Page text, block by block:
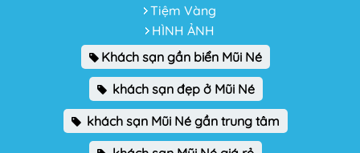
Tiệm Vàng
HÌNH ẢNH
Khách sạn gần biển Mũi Né
khách sạn đẹp ở Mũi Né
khách sạn Mũi Né gần trung tâm